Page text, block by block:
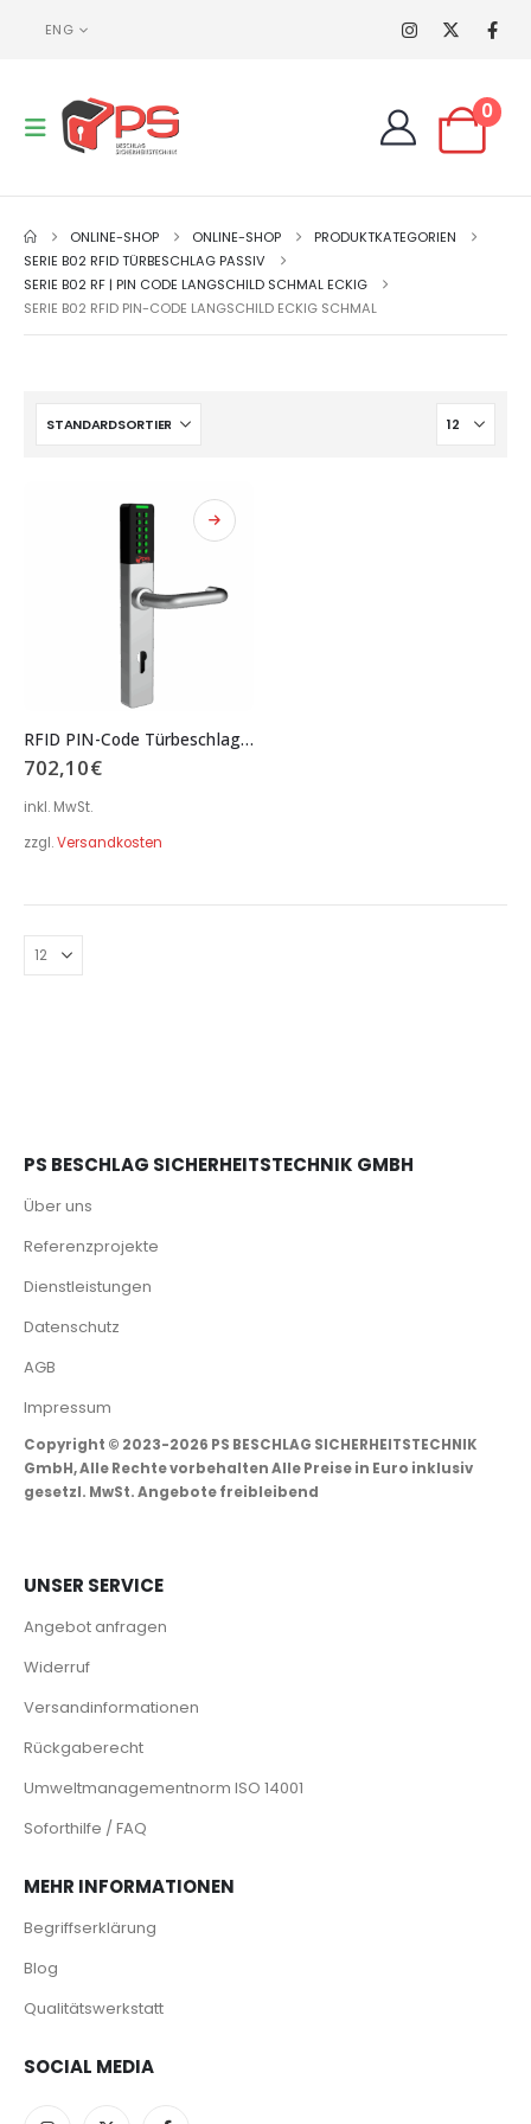
ENG
0
ONLINE-SHOP ONLINE-SHOP
PRODUKTKATEGORIEN
SERIE B02 RFID TÜRBESCHLAG PASSIV
SERIE B02 RF | PIN CODE LANGSCHILD SCHMAL ECKIG
SERIE B02 RFID PIN-CODE LANGSCHILD ECKIG SCHMAL
RFID PIN-Code Türbeschlag Langschild eckig schmal Serie B02 Typ 081
702,10€
inkl. MwSt.
zzgl.Versandkosten
PS BESCHLAG SICHERHEITSTECHNIK GMBH
Über uns
Referenzprojekte
Dienstleistungen
Datenschutz
AGB
Impressum
Copyright © 2023-2026 PS BESCHLAG SICHERHEITSTECHNIK
GmbH, Alle Rechte vorbehalten Alle Preise in Euro inklusiv
gesetzl. MwSt. Angebote freibleibend
UNSER SERVICE
Angebot anfragen
Widerruf
Versandinformationen
Rückgaberecht
Umweltmanagementnorm ISO 14001
Soforthilfe / FAQ
MEHR INFORMATIONEN
Begriffserklärung
Blog
Qualitätswerkstatt
SOCIAL MEDIA